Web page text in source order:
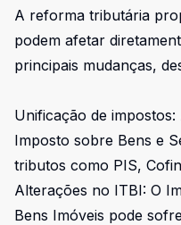
A reforma tributária
podem afetar
principais mudanças,
Unificação de
Imposto sobre Bens e
tributos como PIS,
Alterações no ITBI: O
Bens Imóveis pode